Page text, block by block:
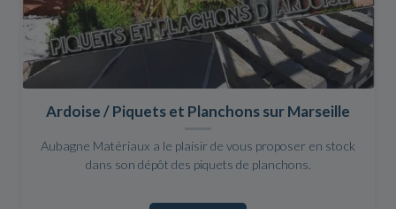
Ardoise / Piquets et Planchons sur Marseille
Aubagne Matériaux a le plaisir de vous proposer en stock
dans son dépôt des piquets de planchons.